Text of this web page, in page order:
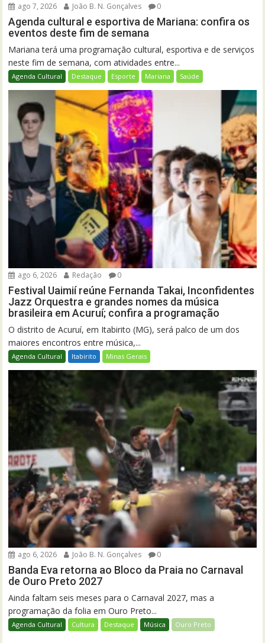
ago 7, 2026 João B. N. Gonçalves 0
Agenda cultural e esportiva de Mariana: confira os
eventos deste fim de semana
Mariana terá uma programação cultural, esportiva e de serviços
neste fim de semana, com atividades entre...
Agenda Cultural Destaque Esporte Mariana Saúde
ago 6, 2026 Redação 0
Festival Uaimií reúne Fernanda Takai, Inconfidentes
Jazz Orquestra e grandes nomes da música
brasileira em Acuruí; confira a programação
O distrito de Acuruí, em Itabirito (MG), será palco de um dos
maiores encontros entre música,...
Agenda Cultural Itabirito Minas Gerais
ago 6, 2026 João B. N. Gonçalves 0
Banda Eva retorna ao Bloco da Praia no Carnaval
de Ouro Preto 2027
Ainda faltam seis meses para o Carnaval 2027, mas a
programação da folia em Ouro Preto...
Agenda Cultural Cultura Destaque Música Ouro Preto